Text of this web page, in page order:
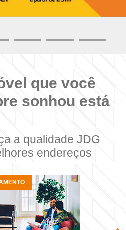
que você
sonhou está
a qualidade JDG
endereços